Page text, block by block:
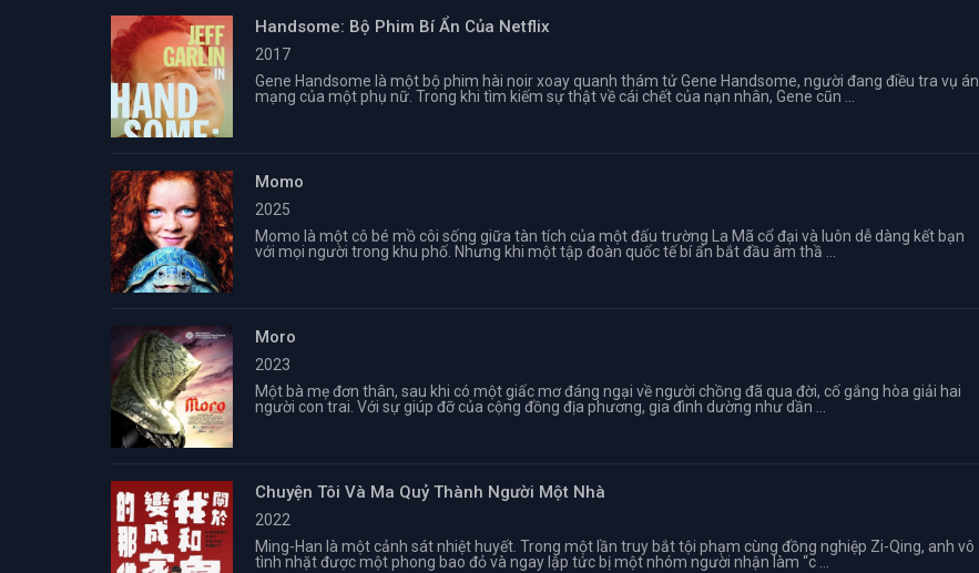
Handsome: Bộ Phim Bí Ẩn Của Netflix
2017
Gene Handsome là một bộ phim hài noir xoay quanh thám tử Gene Handsome, người đang điều tra vụ án
mạng của một phụ nữ. Trong khi tìm kiếm sự thật về cái chết của nạn nhân, Gene cũn ...
Momo
2025
Momo là một cô bé mồ côi sống giữa tàn tích của một đấu trường La Mã cổ đại và luôn dễ dàng kết bạn
với mọi người trong khu phố. Nhưng khi một tập đoàn quốc tế bí ẩn bắt đầu âm thầ ...
Moro
2023
Một bà mẹ đơn thân, sau khi có một giấc mơ đáng ngại về người chồng đã qua đời, cố gắng hòa giải hai
người con trai. Với sự giúp đỡ của cộng đồng địa phương, gia đình dường như dần ...
Chuyện Tôi Và Ma Quỷ Thành Người Một Nhà
2022
Ming-Han là một cảnh sát nhiệt huyết. Trong một lần truy bắt tội phạm cùng đồng nghiệp Zi-Qing, anh vô
tình nhặt được một phong bao đỏ và ngay lập tức bị một nhóm người nhận làm “c ...